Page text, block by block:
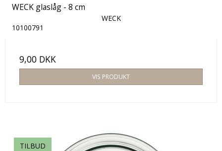
WECK glaslåg - 8 cm
WECK
10100791
9,00 DKK
VIS PRODUKT
TILBUD